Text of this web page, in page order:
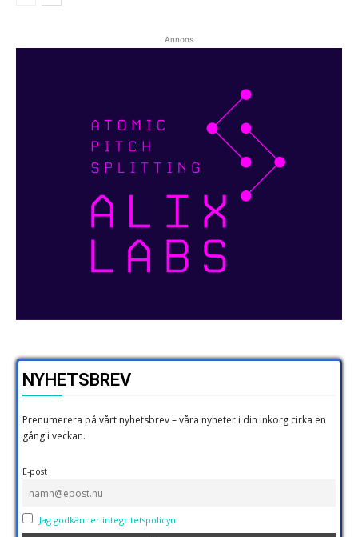
Annons
NYHETSBREV
Prenumerera på vårt nyhetsbrev – våra nyheter i din inkorg cirka en
gång i veckan.
E-post
Jag godkänner integritetspolicyn